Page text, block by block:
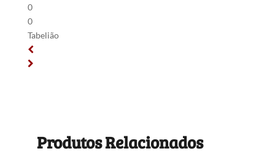
0
0
Tabelião
Produtos Relacionados